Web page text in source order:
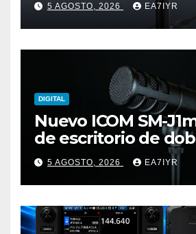
5 AGOSTO, 2026 EA7IYR
DIGITAL
Nuevo ICOM SM-
de escritorio de
elemento premium
5 AGOSTO, 2026 EA7IYR